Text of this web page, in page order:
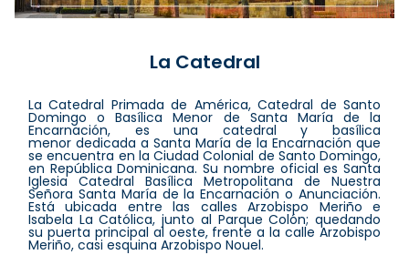
La Catedral
La Catedral Primada de América, Catedral de Santo
Domingo o Basílica Menor de Santa María de la
Encarnación, es una catedral y basílica
menor dedicada a Santa María de la Encarnación que
se encuentra en la Ciudad Colonial de Santo Domingo,
en República Dominicana. Su nombre oficial es Santa
Iglesia Catedral Basílica Metropolitana de Nuestra
Señora Santa María de la Encarnación o Anunciación.
Está ubicada entre las calles Arzobispo Meriño e
Isabela La Católica, junto al Parque Colón; quedando
su puerta principal al oeste, frente a la calle Arzobispo
Meriño, casi esquina Arzobispo Nouel.